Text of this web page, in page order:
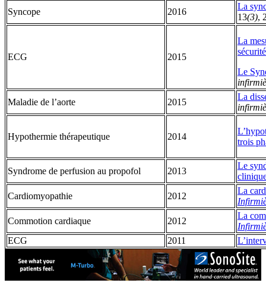
Syncope
2016
La
13(3),
ECG 2015
La
Le
Maladie de l’aorte
2015
La
Hypothermie thérapeutique 2014
trois
Syndrome de perfusion au propofol 2013
Le
Cardiomyopathie
2012
La
Commotion cardiaque
2012
La
ECG
2011